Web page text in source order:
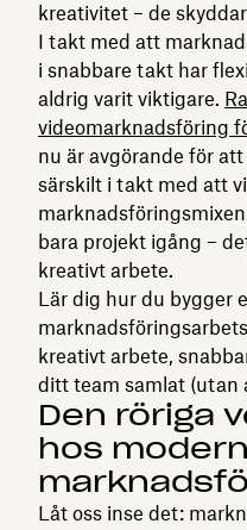
kreativitet – de
I takt med att
i snabbare takt har
aldrig varit viktigare.
videomarknadsföring
nu är avgörande för
särskilt i takt med att
bara projekt igång –
kreativt arbete.
Lär dig hur du bygger
kreativt arbete,
ditt team samlat (utan
Den röriga
hos
Låt oss inse det: